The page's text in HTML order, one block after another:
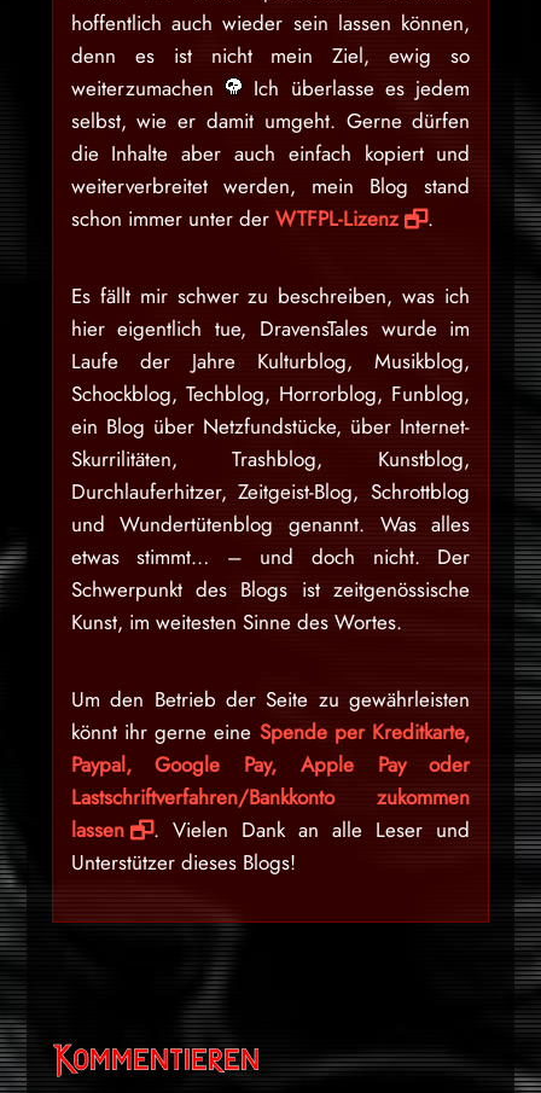
hoffentlich auch wieder sein lassen können,
denn es ist nicht mein Ziel, ewig so
weiterzumachen
Ich überlasse es jedem
selbst, wie er damit umgeht. Gerne dürfen
die Inhalte aber auch einfach kopiert und
weiterverbreitet werden, mein Blog stand
schon immer unter der WTFPL-Lizenz .
Es fällt mir schwer zu beschreiben, was ich
hier eigentlich tue, DravensTales wurde im
Laufe der Jahre Kulturblog, Musikblog,
Schockblog, Techblog, Horrorblog, Funblog,
ein Blog über Netzfundstücke, über Internet-
Skurrilitäten, Trashblog, Kunstblog,
Durchlauferhitzer, Zeitgeist-Blog, Schrottblog
und Wundertütenblog genannt. Was alles
etwas stimmt… – und doch nicht. Der
Schwerpunkt des Blogs ist zeitgenössische
Kunst, im weitesten Sinne des Wortes.
Um den Betrieb der Seite zu gewährleisten
könnt ihr gerne eine Spende per Kreditkarte,
Paypal, Google Pay, Apple Pay oder
Lastschriftverfahren/Bankkonto zukommen
lassen
. Vielen Dank an alle Leser und
Unterstützer dieses Blogs!
Kommentieren